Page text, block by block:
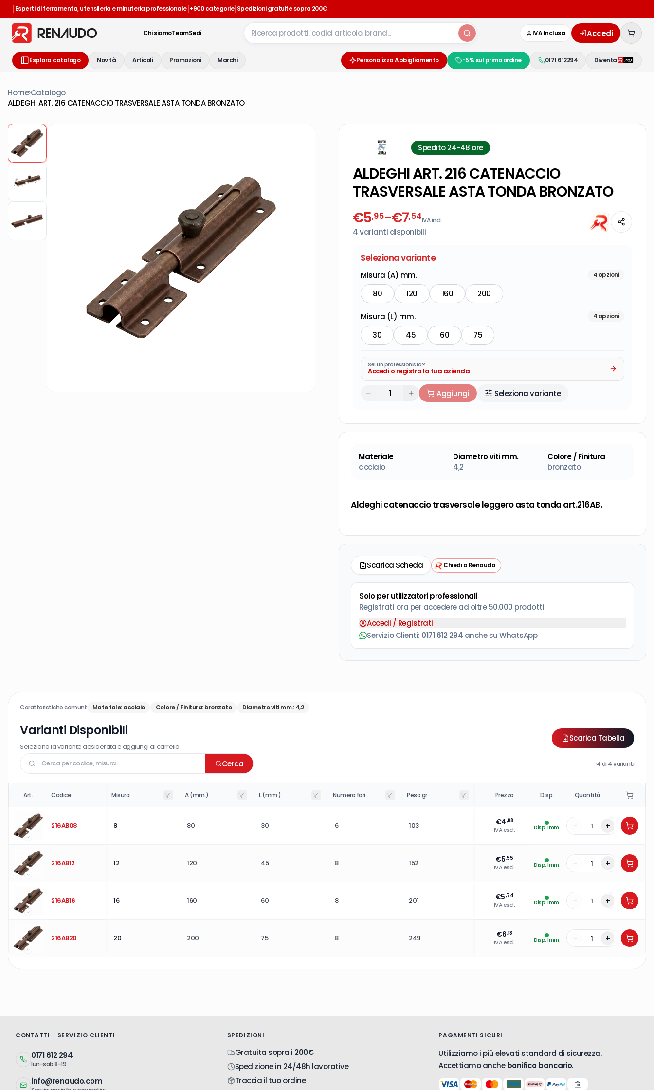
|Esperti di ferramenta, utensileria e minuteria professionale|+900 categorie|Spedizioni gratuite sopra 200€
Chi siamoTeamSedi IVA Inclusa Accedi
Esplora catalogo Novità Articoli Promozioni Marchi Personalizza Abbigliamento -5% sul primo ordine 0171 612294 Diventa
Home›Catalogo
ALDEGHI ART. 216 CATENACCIO TRASVERSALE ASTA TONDA BRONZATO
Spedito 24-48 ore
ALDEGHI ART. 216 CATENACCIO
TRASVERSALE ASTA TONDA BRONZATO
€5,95-€7,54IVA incl.
4varianti disponibili
Seleziona variante
Misura (A) mm. 4 opzioni
80 120 160 200
Misura (L) mm. 4 opzioni
30 45 60 75
Sei un professionista?
Accedi o registra la tua azienda
Aggiungi Seleziona variante
Materiale
acciaio
Diametro viti mm.
4,2
Colore / Finitura
bronzato
Aldeghi catenaccio trasversale leggero asta tonda art.216AB.
Scarica Scheda Chiedi a Renaudo
Solo per utilizzatori professionali
Registrati ora per accedere ad oltre 50.000 prodotti.
Accedi / Registrati
Servizio Clienti: 0171 612 294 anche su WhatsApp
Caratteristiche comuni: Materiale:acciaio Colore / Finitura:bronzato Diametro viti mm.:4,2
Varianti Disponibili
Seleziona la variante desiderata e aggiungi al carrello
Scarica Tabella
Cerca ·4di 4varianti
Art. Codice Misura A (mm.) L (mm.) Numero fori Peso gr. Prezzo Disp. Quantità
216AB08 8 80 30 6 103 €4,88
IVA escl. Disp. Imm. - +
216AB12 12 120 45 8 152 €5,55
IVA escl. Disp. Imm. - +
216AB16 16 160 60 8 201 €5,74
IVA escl. Disp. Imm. - +
216AB20 20 200 75 8 249 €6,18
IVA escl. Disp. Imm. - +
CONTATTI - SERVIZIO CLIENTI
0171 612 294
lun-sab 8-19
info@renaudo.com
SPEDIZIONI
Gratuita sopra i 200€
Spedizione in 24/48h lavorative
Traccia il tuo ordine
PAGAMENTI SICURI
Utilizziamo i più elevati standard di sicurezza.
Accettiamo anchebonifico bancario.